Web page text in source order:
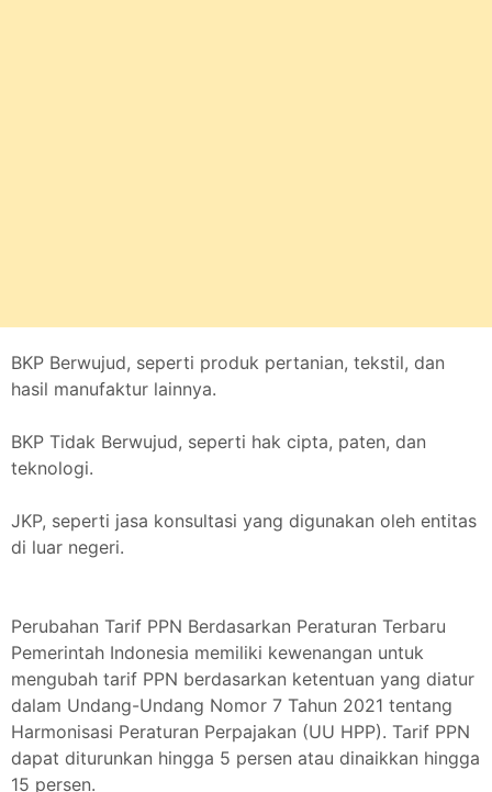
BKP Berwujud, seperti produk pertanian, tekstil, dan
hasil manufaktur lainnya.
BKP Tidak Berwujud, seperti hak cipta, paten, dan
teknologi.
JKP, seperti jasa konsultasi yang digunakan oleh entitas
di luar negeri.
Perubahan Tarif PPN Berdasarkan Peraturan Terbaru
Pemerintah Indonesia memiliki kewenangan untuk
mengubah tarif PPN berdasarkan ketentuan yang diatur
dalam Undang-Undang Nomor 7 Tahun 2021 tentang
Harmonisasi Peraturan Perpajakan (UU HPP). Tarif PPN
dapat diturunkan hingga 5 persen atau dinaikkan hingga
15 persen.